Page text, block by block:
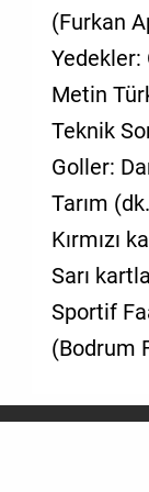
(Furkan
Yedekler:
Metin
Teknik
Goller:
Tarım
Kırmızı
Sarı
Sportif
(Bodrum